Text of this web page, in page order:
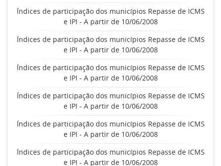
Índices de participação dos municípios Repasse de ICMS
e IPI - A partir de 10/06/2008
Índices de participação dos municípios Repasse de ICMS
e IPI - A partir de 10/06/2008
Índices de participação dos municípios Repasse de ICMS
e IPI - A partir de 10/06/2008
Índices de participação dos municípios Repasse de ICMS
e IPI - A partir de 10/06/2008
Índices de participação dos municípios Repasse de ICMS
e IPI - A partir de 10/06/2008
Índices de participação dos municípios Repasse de ICMS
e IPI - A partir de 10/06/2008